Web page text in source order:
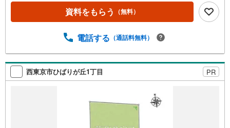
資料をもらう （無料）
電話する （通話料無料）
西東京市ひばりが丘1丁目 PR